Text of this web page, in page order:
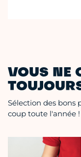
VOUS NE
Sélection des bons
coup toute l'année !